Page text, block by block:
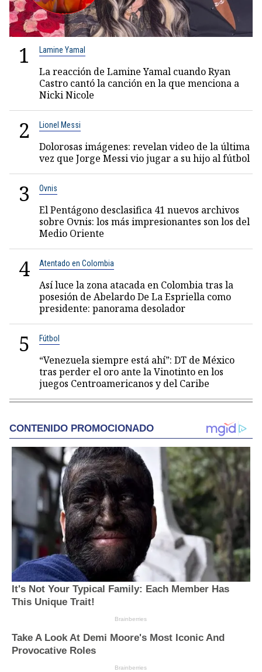
1 Lamine Yamal
La reacción de Lamine Yamal cuando Ryan
Castro cantó la canción en la que menciona a
Nicki Nicole
2 Lionel Messi
Dolorosas imágenes: revelan video de la última
vez que Jorge Messi vio jugar a su hijo al fútbol
3 Ovnis
El Pentágono desclasifica 41 nuevos archivos
sobre Ovnis: los más impresionantes son los del
Medio Oriente
4 Atentado en Colombia
Así luce la zona atacada en Colombia tras la
posesión de Abelardo De La Espriella como
presidente: panorama desolador
5 Fútbol
“Venezuela siempre está ahí”: DT de México
tras perder el oro ante la Vinotinto en los
juegos Centroamericanos y del Caribe